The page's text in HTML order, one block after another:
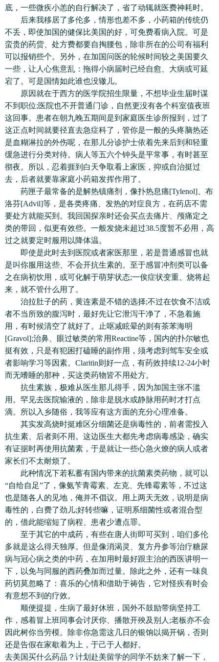
底，一些微疾小恙的自行解决了，省了动辄就医费神耗时。
后来我移居了多伦多，情形也差不多，小药箱的传统仍
不丢，即使加国的健保比美国的好，可免费看病入院。可是
蛮贵的药赀、处方费都要自掏腰包，除非所在的公司有福利
可以报销些个。另外，在加国问医的轮候时间较之美国要久
一些，让人心焦意乱：拖得小病届时已经自愈、大病或可延
宕了。可是国情如此谁也没辙儿。
原因就在于西方的医学院招生限量，不想毕业生届时谋
不到职位;医院也不开普通门诊，自然更没有各个科室值夜班
这回事。患者在朝九晚五期间是到家庭医生诊所报到，过了
这正点时间就要径直去急症科了，管你是一般的头疼脑热还
是血糊淋拉的外伤呢，在那儿分诊护士依着先来后到和轻重
缓急进行分类对待。病人等五六个钟头是平常事，有时甚至
彻夜。所以，忍着捱到白天争取看上家医，抑或自治挺过
去，后者就要靠家庭小药箱发挥作用了。
药匣子最常备的是解热镇痛剂，像扑热息痛[Tylenol]、布
洛芬[Advil]等，是各类疼痛、发热的对症良方，在药店不需
要处方就能买到。我回国探亲时还会买点去痛片、颅痛定之
类的带回，似更有效些。一般发烧未超过38.5度暂不必用，高
过之就要定时服用以降体温。
即使是此时去到医院或者家医那里，若是普通感冒也就
是叫你服用这些、不会开抗生素的。至于感冒冲剂类可以备
之在病初饮用，或可化解于萌芽状态;一俟症状变重、烧将起
来，就不管什么用了。
治拉肚子的药，黄连素是不错的选择;不过在饮食不洁或
者不当所致的腹泻时，最好先让它泄泻干净了，不急着施
用，有时候清空了就好了。止呕减眩晕的则有茶苯海明
[Gravol];治鼻、眼过敏类的常用Reactine等，国内的扑尔敏也
挺有效，只是有犯困打磕睡的副作用，须考虑到驾车安全或
者影响学习等因素。Claritin则好一点，有药效持续12-24小时
而无嗜睡的那种，买这类药物皆不用处方。
抗生素族，极难从医生那儿得手，因为加国主张不滥
用。罕见去医院输液的，除非是脱水或静脉用药时才打点
滴。所以入乡随俗，我等应有这方面的充分心理准备。
其实发高烧时挺难区分细菌还是病毒性的，前者需投入
抗生素、后者则不用。这边医生大都先考虑病毒感染，确实
有证据时再使用抗菌素，于是就让一些心急火燎的病人或者
家长们不太耐烦了。
此种情况下若私蓄有国内带来的抗菌素类药物，就可以
“自给自足”了，像氨苄青霉素、左克、先锋霉素等，不过这
也是随各人的见地，俺并不倡议。用上两天无效，说明是病
毒性的，白费了劲儿;好转些嘛，证明系细菌性或者混合型
的，借此能缩短了病程、患者少遭点罪。
至于其它的中成药，有些在唐人街即可买到，咱们多伦
多就是这么得天独厚。但是像消渴灵、复方丹参等治疗糖尿
病与冠心病之类的中药，在加用时最好跟主治的西医讲明一
下，以免与同服的西药叠加而过量。除此之外，还有一味良
药切莫忽略了：喜乐的心情和借助于祷告，它对怪疾有时会
有意想不到的疗效。
顺便提提，生病了最好休班，国外不鼓励带病坚持工
作，感着冒上班同事会讨厌你、播散开殃及别人;老板亦不会
因此树你当劳模。除非你急需这几日的银饷以揭开锅，否则
还是告假在家歇着为上，于己于人都好。
去美国买什么药品？计划赴美留学的同学不妨来了解一下，